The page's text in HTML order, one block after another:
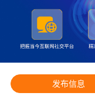
发布信息